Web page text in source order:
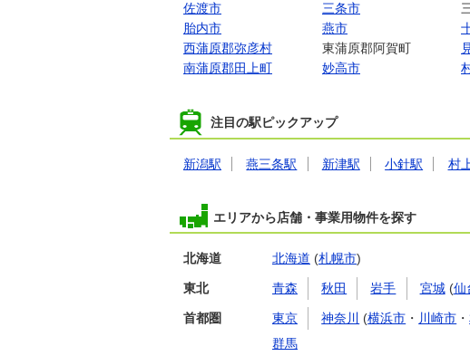
佐渡市
三条市
胎内市
燕市
西蒲原郡弥彦村
東蒲原郡阿賀町
南蒲原郡田上町
妙高市
注目の駅ピックアップ
新潟駅 燕三条駅 新津駅 小針駅 村
エリアから店舗・事業用物件を探す
北海道 北海道 (札幌市)
東北 青森 秋田 岩手 宮城(仙
首都圏 東京 神奈川 (横浜市 ・ 川崎市 ・
群馬